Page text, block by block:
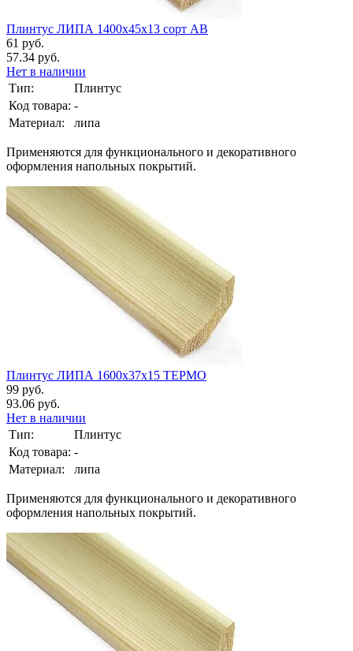
Плинтус ЛИПА 1400х45х13 сорт АВ
61 руб.
57.34 руб.
Нет в наличии
Тип:
Плинтус
Код товара: -
Материал:
липа
Применяются для функционального и декоративного
оформления напольных покрытий.
Плинтус ЛИПА 1600х37х15 ТЕРМО
99 руб.
93.06 руб.
Нет в наличии
Тип:
Плинтус
Код товара: -
Материал:
липа
Применяются для функционального и декоративного
оформления напольных покрытий.